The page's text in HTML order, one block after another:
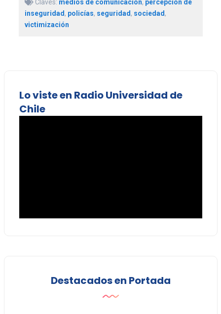
Claves: medios de comunicación, percepción de
inseguridad, policías, seguridad, sociedad,
victimización
Lo viste en Radio Universidad de
Chile
Destacados en Portada